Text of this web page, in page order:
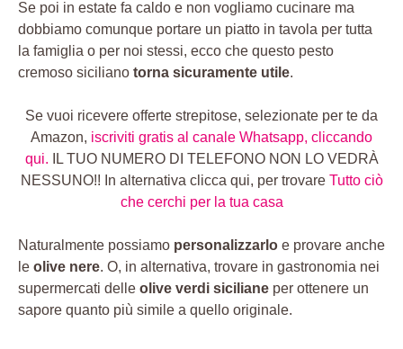
Se poi in estate fa caldo e non vogliamo cucinare ma
dobbiamo comunque portare un piatto in tavola per tutta
la famiglia o per noi stessi, ecco che questo pesto
cremoso siciliano torna sicuramente utile.
Se vuoi ricevere offerte strepitose, selezionate per te da
Amazon, iscriviti gratis al canale Whatsapp, cliccando
qui.
IL TUO NUMERO DI TELEFONO NON LO VEDRÀ
NESSUNO!! In alternativa clicca qui, per trovare Tutto ciò
che cerchi per la tua casa
Naturalmente possiamo personalizzarlo e provare anche
le olive nere. O, in alternativa, trovare in gastronomia nei
supermercati delle olive verdi siciliane per ottenere un
sapore quanto più simile a quello originale.